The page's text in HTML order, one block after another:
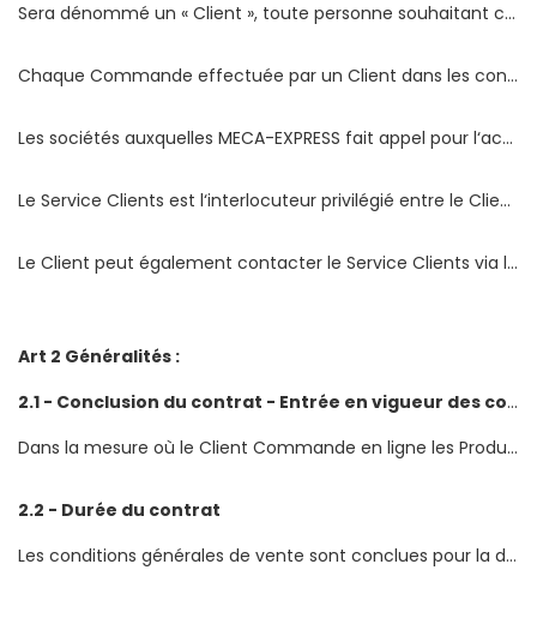
Sera dénommé un « Client », toute personne souhaitant commercer avec MECA-EXPRESS en respectant les présentes conditions générales et sera dénommé un « Fournisseur », chaque entreprise ayant mandaté MECA-EXPRESS pour vendre un Produit lui appartenant sur le Site ou ayant directement vendu des Produits à MECA-EXPRESS.
Chaque Commande effectuée par un Client dans les conditions prévues par les présentes sera ci-après dénommée « Commande ».
Les sociétés auxquelles MECA-EXPRESS fait appel pour l‘acheminement des Produits chez le Client sont ici dénommées « Transporteurs ».
Le Service Clients est l‘interlocuteur privilégié entre le Client et MECA-EXPRESS. Le Service Clients est joignable par email : info@meca-express.fr
Le Client peut également contacter le Service Clients via le formulaire présent sur le site internet www.meca-excpress.fr. Le délai de réponse ne peut pas être garanti.
Art 2 Généralités :
2.1 - Conclusion du contrat - Entrée en vigueur des conditions générales
Dans la mesure où le Client Commande en ligne les Produits et/ou services présentés sur le Site Internet MECA-EXPRESS, l’acception de ces conditions lors de la commande marque la conclusion du contrat entre le Client et MECA-EXPRESS. Conformément à la loi du 13 mars 2000 sur la signature électronique et la loi sur la confiance pour l‘économie numérique du 21 juin 2004, toute Commande validée par le Client par son «clic » ou par son accord au téléphone constitue une acceptation irrévocable des présentes conditions générales par le Client, à l‘instar d‘une signature manuscrite, qui ne peut être remise en cause que dans les limites prévues à l‘article 10 ci-dessous des présentes conditions générales.
2.2 - Durée du contrat
Les conditions générales de vente sont conclues pour la durée nécessaire à la fourniture des biens et services souscrits, jusqu‘ à l‘extinction de leurs garanties.